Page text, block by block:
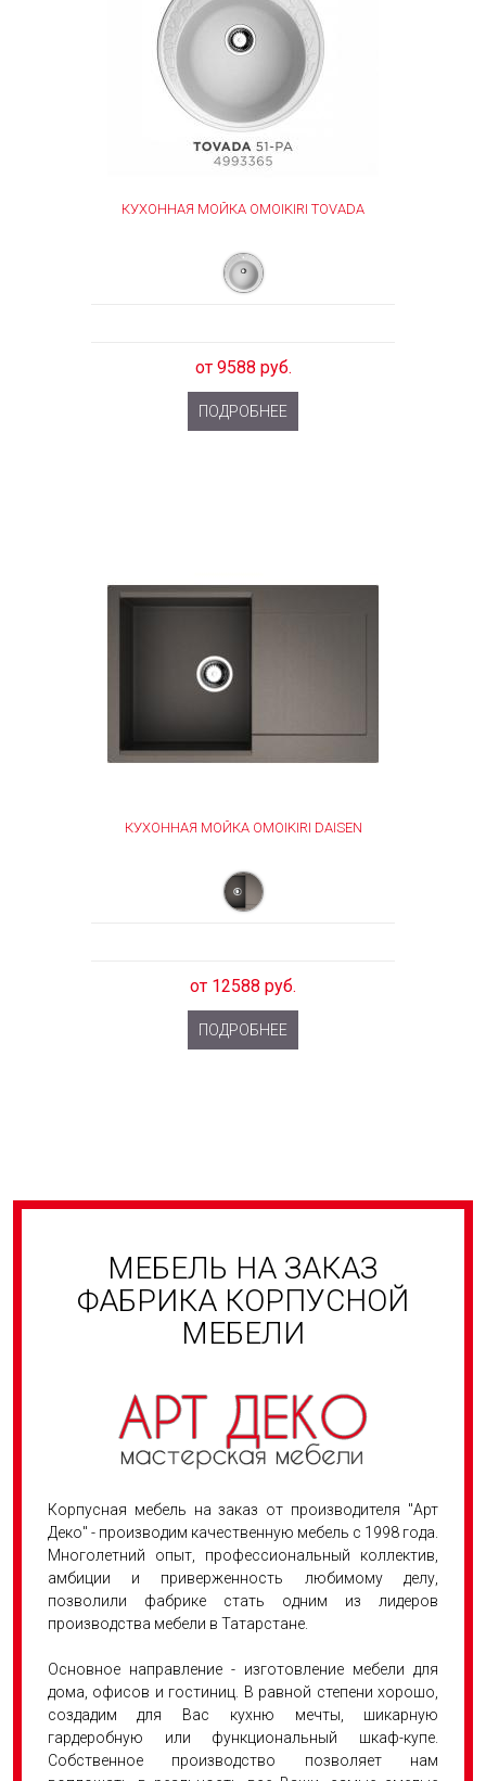
КУХОННАЯ МОЙКА OMOIKIRI TOVADA
от 9588 руб.
ПОДРОБНЕЕ
КУХОННАЯ МОЙКА OMOIKIRI DAISEN
от 12588 руб.
ПОДРОБНЕЕ
МЕБЕЛЬ НА ЗАКАЗ
ФАБРИКА КОРПУСНОЙ
МЕБЕЛИ
Корпусная мебель на заказ от производителя "Арт
Деко" - производим качественную мебель с 1998 года.
Многолетний опыт, профессиональный коллектив,
амбиции и приверженность любимому делу,
позволили фабрике стать одним из лидеров
производства мебели в Татарстане.
Основное направление - изготовление мебели для
дома, офисов и гостиниц. В равной степени хорошо,
создадим для Вас кухню мечты, шикарную
гардеробную или функциональный шкаф-купе.
Собственное производство позволяет нам